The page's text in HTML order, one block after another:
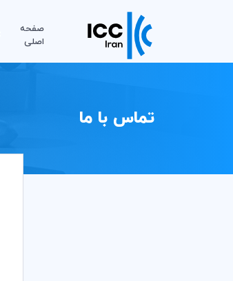
صفحه
اصلی
تماس با ما